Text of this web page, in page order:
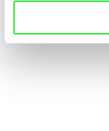
Sestra